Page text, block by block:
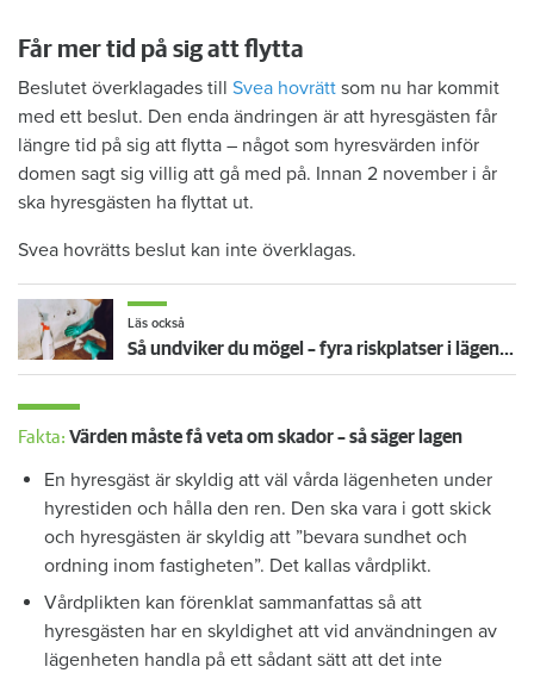
Får mer tid på sig att flytta
Beslutet överklagades till Svea hovrätt som nu har kommit
med ett beslut. Den enda ändringen är att hyresgästen får
längre tid på sig att flytta – något som hyresvärden inför
domen sagt sig villig att gå med på. Innan 2 november i år
ska hyresgästen ha flyttat ut.
Svea hovrätts beslut kan inte överklagas.
Läs också
Så undviker du mögel – fyra riskplatser i lägenheten: ”Måste städa bort”
Fakta: Värden måste få veta om skador – så säger lagen
En hyresgäst är skyldig att väl vårda lägenheten under
hyrestiden och hålla den ren. Den ska vara i gott skick
och hyresgästen är skyldig att ”bevara sundhet och
ordning inom fastigheten”. Det kallas vårdplikt.
Vårdplikten kan förenklat sammanfattas så att
hyresgästen har en skyldighet att vid användningen av
lägenheten handla på ett sådant sätt att det inte